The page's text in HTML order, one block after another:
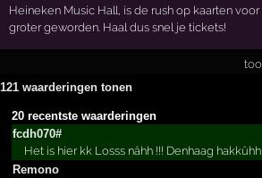
Heineken Music Hall, is de rush op kaarten
groter geworden. Haal dus snel je tickets!
121 waarderingen tonen
20 recentste waarderingen
fcdh070#
Het is hier kk Losss nâhh !!! Denhaag hakkûhh
Remono